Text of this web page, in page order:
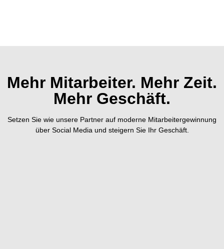
Mehr Mitarbeiter. Mehr Zeit.
Mehr Geschäft.
Setzen Sie wie unsere Partner auf moderne Mitarbeitergewinnung
über Social Media und steigern Sie Ihr Geschäft.